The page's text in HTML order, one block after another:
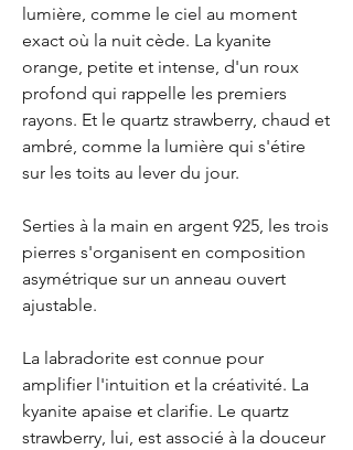
lumière, comme le ciel au moment
exact où la nuit cède. La kyanite
orange, petite et intense, d'un roux
profond qui rappelle les premiers
rayons. Et le quartz strawberry, chaud et
ambré, comme la lumière qui s'étire
sur les toits au lever du jour.
Serties à la main en argent 925, les trois
pierres s'organisent en composition
asymétrique sur un anneau ouvert
ajustable.
La labradorite est connue pour
amplifier l'intuition et la créativité. La
kyanite apaise et clarifie. Le quartz
strawberry, lui, est associé à la douceur